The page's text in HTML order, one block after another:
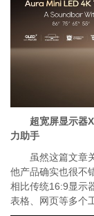
超宽屏显示器
力助手
虽然这篇文章
他产品确实也很不
相比传统16:9显示
表格、网页等多个